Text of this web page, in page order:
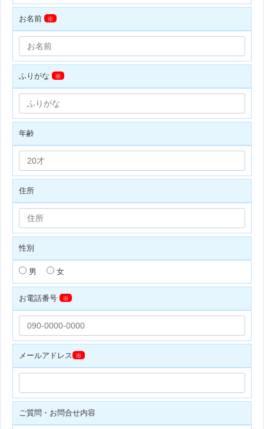
お名前 ※
ふりがな ※
年齢
住所
性別
男 女
お電話番号 ※
メールアドレス ※
ご質問・お問合せ内容